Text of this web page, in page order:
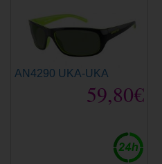
AN4290 UKA-UKA
59,80€